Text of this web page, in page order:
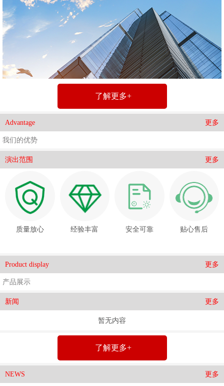
了解更多+
Advantage 更多
我们的优势
演出范围 更多
质量放心 经验丰富 安全可靠 贴心售后
Product display 更多
产品展示
新闻 更多
暂无内容
了解更多+
NEWS 更多